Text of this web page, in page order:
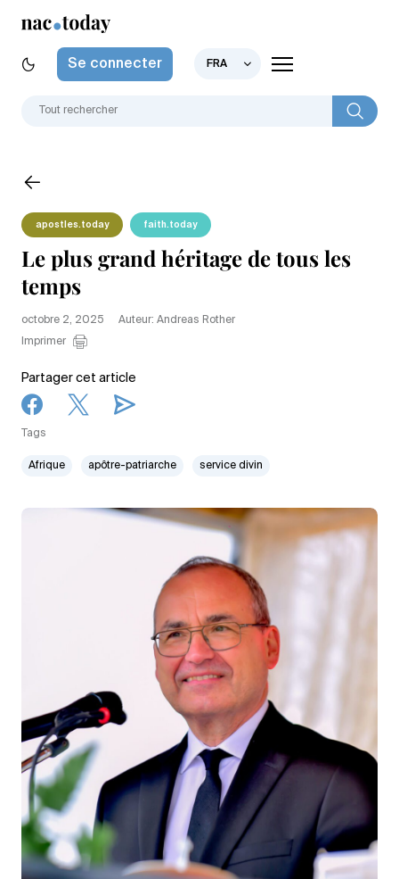
Se connecter FRA
apostles.today faith.today
Le plus grand héritage de tous les
temps
octobre 2, 2025
Auteur: Andreas Rother
Imprimer
Partager cet article
Tags
Afrique apôtre-patriarche service divin